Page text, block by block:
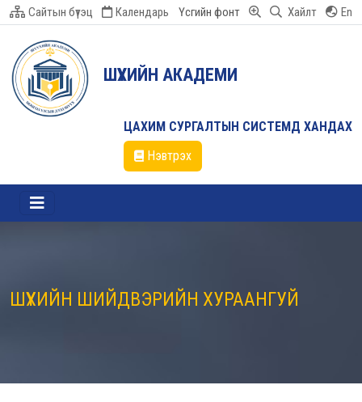
Сайтын бүтэц Календарь Үсгийн фонт Хайлт En
ШҮҮХИЙН АКАДЕМИ
ЦАХИМ СУРГАЛТЫН СИСТЕМД ХАНДАХ
Нэвтрэх
ШҮҮХИЙН ШИЙДВЭРИЙН ХУРААНГУЙ